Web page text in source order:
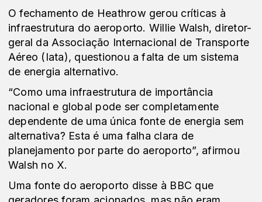
O fechamento de Heathrow gerou críticas à
infraestrutura do aeroporto. Willie Walsh, diretor-
geral da Associação Internacional de Transporte
Aéreo (Iata), questionou a falta de um sistema
de energia alternativo.
“Como uma infraestrutura de importância
nacional e global pode ser completamente
dependente de uma única fonte de energia sem
alternativa? Esta é uma falha clara de
planejamento por parte do aeroporto”, afirmou
Walsh no X.
Uma fonte do aeroporto disse à BBC que